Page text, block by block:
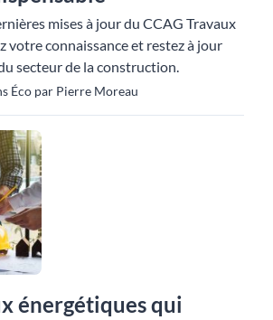
mises à jour du CCAG Travaux
votre connaissance et restez à jour
secteur de la construction.
Éco par Pierre Moreau
énergétiques qui